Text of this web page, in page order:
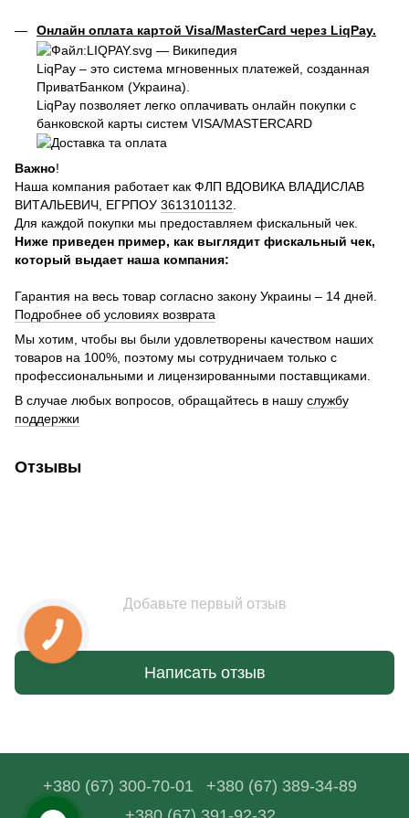
Онлайн оплата картой Visa/MasterCard через LiqPay.
LiqPay – это система мгновенных платежей, созданная
ПриватБанком (Украина).
LiqPay позволяет легко оплачивать онлайн покупки с
банковской карты систем VISA/MASTERCARD
Важно!
Наша компания работает как ФЛП ВДОВИКА ВЛАДИСЛАВ
ВИТАЛЬЕВИЧ, ЕГРПОУ 3613101132.
Для каждой покупки мы предоставляем фискальный чек.
Ниже приведен пример, как выглядит фискальный чек,
который выдает наша компания:
Гарантия на весь товар согласно закону Украины – 14 дней.
Подробнее об условиях возврата
Мы хотим, чтобы вы были удовлетворены качеством наших
товаров на 100%, поэтому мы сотрудничаем только с
профессиональными и лицензированными поставщиками.
В случае любых вопросов, обращайтесь в нашу службу
поддержки
Отзывы
Добавьте первый отзыв
Написать отзыв
+380 (67) 300-70-01
+380 (67) 389-34-89